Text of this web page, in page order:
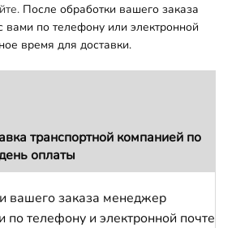
После обработки вашего заказа
по телефону или электронной
время для доставки.
транспортной компанией по
оплаты
вашего заказа менеджер
по телефону и электронной почте